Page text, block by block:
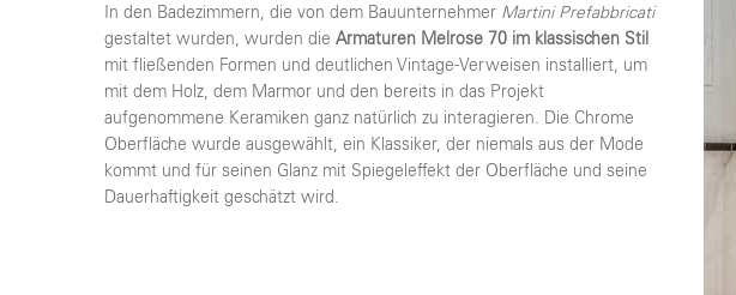
In den Badezimmern, die von dem Bauunternehmer Martini Prefabbricati
gestaltet wurden, wurden die Armaturen Melrose 70 im klassischen Stil
mit fließenden Formen und deutlichen Vintage-Verweisen installiert, um
mit dem Holz, dem Marmor und den bereits in das Projekt
aufgenommene Keramiken ganz natürlich zu interagieren. Die Chrome
Oberfläche wurde ausgewählt, ein Klassiker, der niemals aus der Mode
kommt und für seinen Glanz mit Spiegeleffekt der Oberfläche und seine
Dauerhaftigkeit geschätzt wird.